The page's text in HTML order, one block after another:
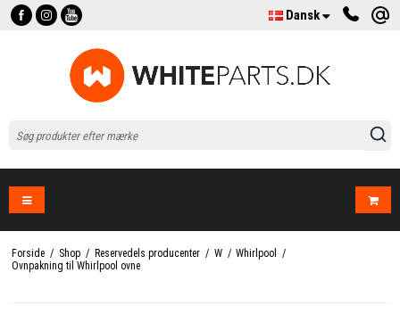
Dansk
Forside / Shop / Reservedels producenter / W / Whirlpool
/
Ovnpakning til Whirlpool ovne